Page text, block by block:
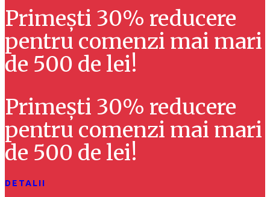
Primești 30% reducere
pentru comenzi mai mari
de 500 de lei!
Primești 30% reducere
pentru comenzi mai mari
de 500 de lei!
DETALII